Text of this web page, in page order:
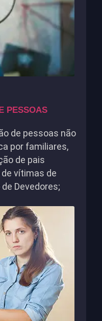
PESSOAS
de pessoas não
por familiares,
de pais
de vítimas de
Devedores;